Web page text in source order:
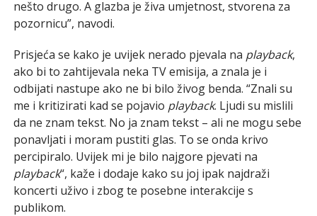
nešto drugo. A glazba je živa umjetnost, stvorena za
pozornicu”, navodi.
Prisjeća se kako je uvijek nerado pjevala na playback,
ako bi to zahtijevala neka TV emisija, a znala je i
odbijati nastupe ako ne bi bilo živog benda. “Znali su
me i kritizirati kad se pojavio playback. Ljudi su mislili
da ne znam tekst. No ja znam tekst – ali ne mogu sebe
ponavljati i moram pustiti glas. To se onda krivo
percipiralo. Uvijek mi je bilo najgore pjevati na
playback“, kaže i dodaje kako su joj ipak najdraži
koncerti uživo i zbog te posebne interakcije s
publikom.